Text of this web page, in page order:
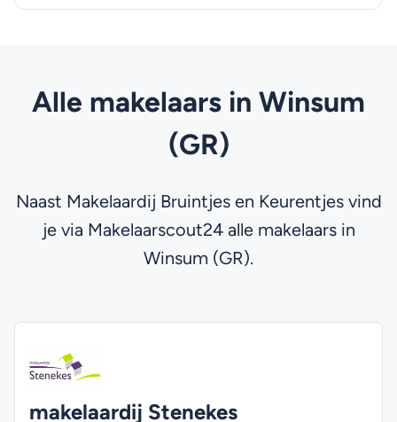
Alle makelaars in Winsum
(GR)
Naast Makelaardij Bruintjes en Keurentjes vind
je via Makelaarscout24 alle makelaars in
Winsum (GR).
makelaardij Stenekes